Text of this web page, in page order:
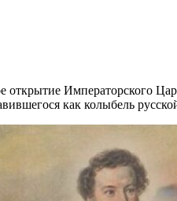
Императорского
как колыбель